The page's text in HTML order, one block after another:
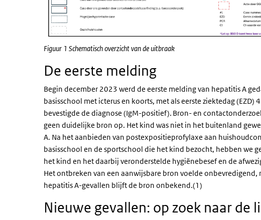
Figuur 1 Schematisch overzicht van de uitbraak
De eerste melding
Begin december 2023 werd de eerste melding van hepatitis A
basisschool met icterus en koorts, met als eerste ziektedag
bevestigde de diagnose (IgM-positief). Bron- en
geen duidelijke bron op. Het kind was niet in het buitenland
A. Na het aanbieden van postexpositieprofylaxe aan
basisschool en de sportschool die het kind bezocht, hebben we
het kind en het daarbij veronderstelde hygiënebesef en de
Het ontbreken van een aanwijsbare bron voelde
hepatitis A-gevallen blijft de bron onbekend.(1)
Nieuwe gevallen: op zoek naar de